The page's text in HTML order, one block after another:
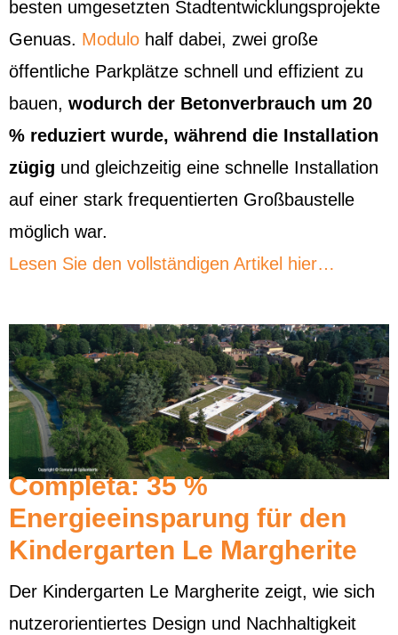
besten umgesetzten Stadtentwicklungsprojekte
Genuas. Modulo half dabei, zwei große
öffentliche Parkplätze schnell und effizient zu
bauen, wodurch der Betonverbrauch um 20
% reduziert wurde, während die Installation
zügig und gleichzeitig eine schnelle Installation
auf einer stark frequentierten Großbaustelle
möglich war.
Lesen Sie den vollständigen Artikel hier…
Completa: 35 %
Energieeinsparung für den
Kindergarten Le Margherite
Der Kindergarten Le Margherite zeigt, wie sich
nutzerorientiertes Design und Nachhaltigkeit